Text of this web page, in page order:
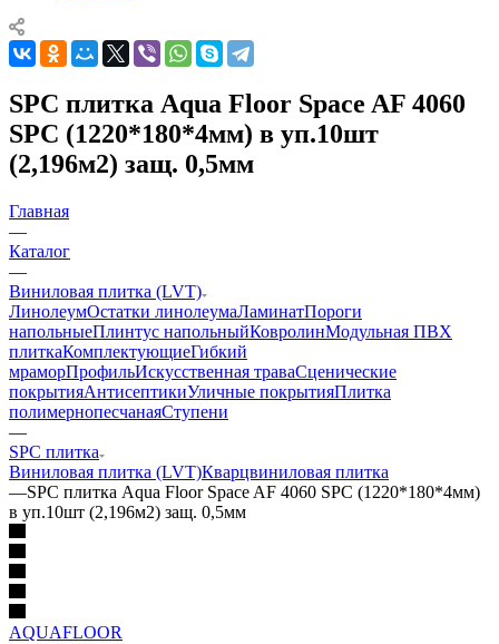
SPC плитка Aqua Floor Space AF 4060
SPC (1220*180*4мм) в уп.10шт
(2,196м2) защ. 0,5мм
Главная
—
Каталог
—
Виниловая плитка (LVT)
ЛинолеумОстатки линолеумаЛаминатПороги
напольныеПлинтус напольныйКовролинМодульная ПВХ
плиткаКомплектующиеГибкий
мраморПрофильИскусственная траваСценические
покрытияАнтисептикиУличные покрытияПлитка
полимернопесчанаяСтупени
—
SPC плитка
Виниловая плитка (LVT)Кварцвиниловая плитка
—SPC плитка Aqua Floor Space AF 4060 SPC (1220*180*4мм)
в уп.10шт (2,196м2) защ. 0,5мм
AQUAFLOOR